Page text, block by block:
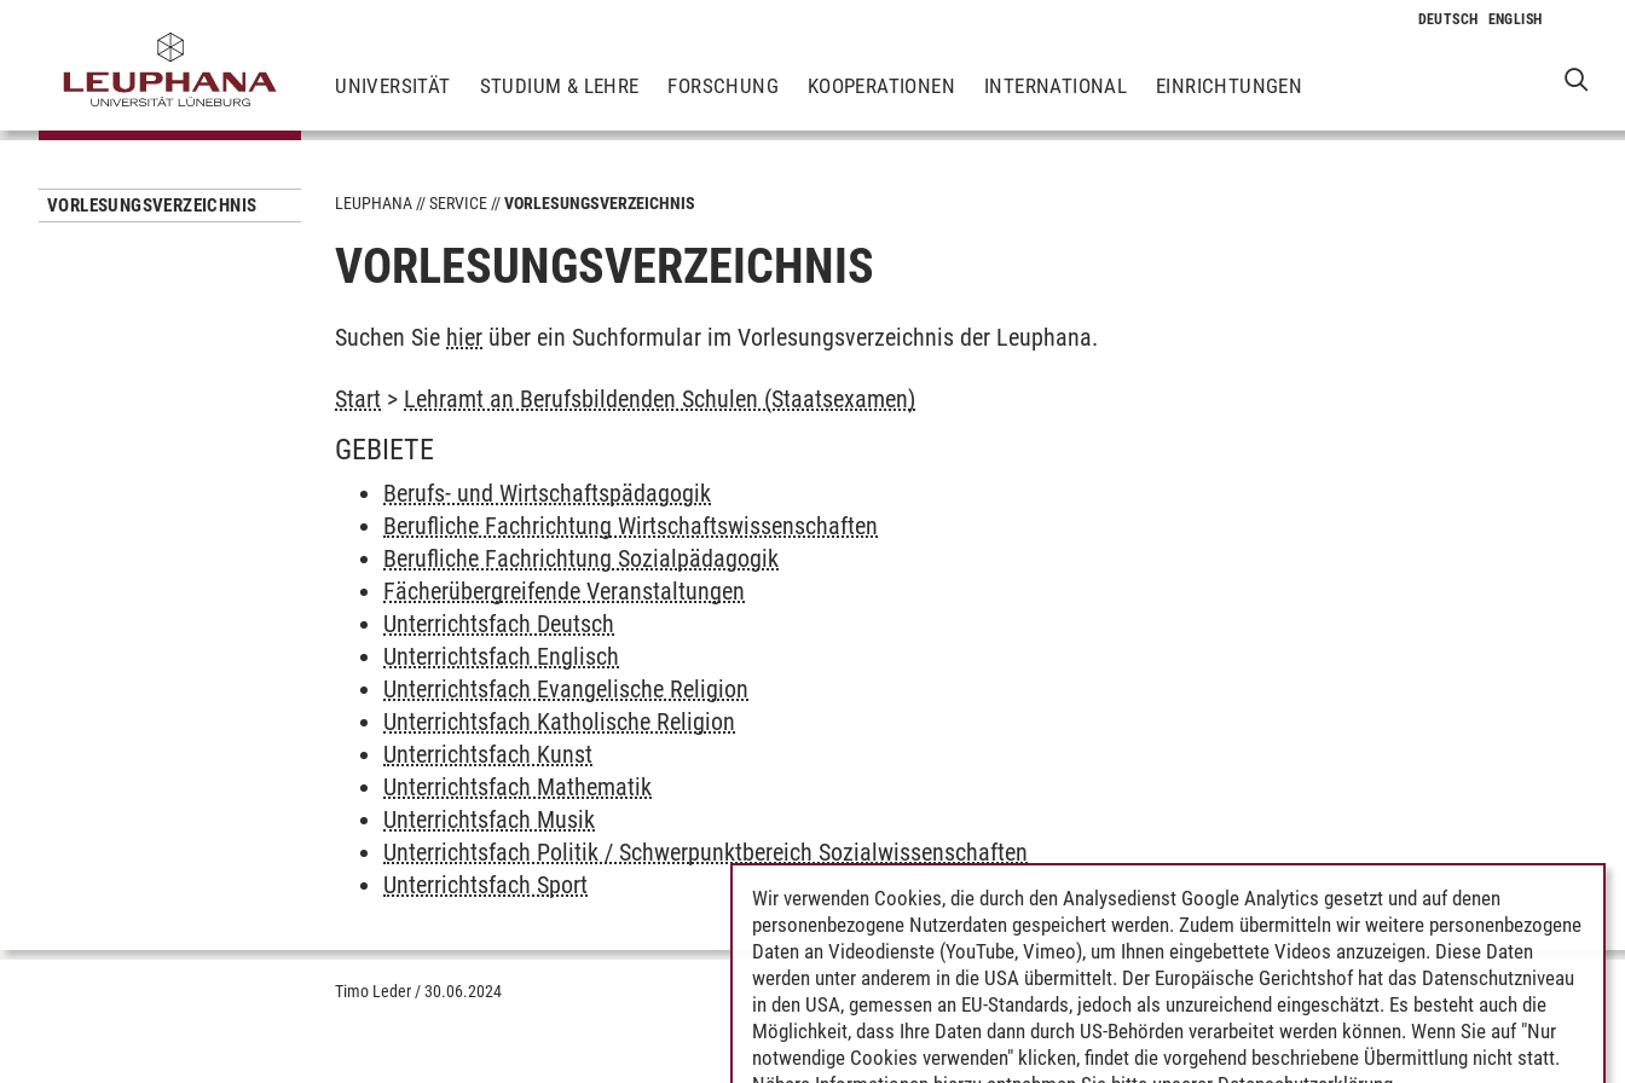
UNIVERSITÄT STUDIUM & LEHRE FORSCHUNG KOOPERATIONEN INTERNATIONAL EINRICHTUNGEN
VORLESUNGSVERZEICHNIS LEUPHANA SERVICE VORLESUNGSVERZEICHNIS
VORLESUNGSVERZEICHNIS
Suchen Sie hier über ein Suchformular im Vorlesungsverzeichnis der Leuphana.
Start > Lehramt an Berufsbildenden Schulen (Staatsexamen)
GEBIETE
Berufs- und Wirtschaftspädagogik
Berufliche Fachrichtung Wirtschaftswissenschaften
Berufliche Fachrichtung Sozialpädagogik
Fächerübergreifende Veranstaltungen
Unterrichtsfach Deutsch
Unterrichtsfach Englisch
Unterrichtsfach Evangelische Religion
Unterrichtsfach Katholische Religion
Unterrichtsfach Kunst
Unterrichtsfach Mathematik
Unterrichtsfach Musik
Unterrichtsfach Politik / Schwerpunktbereich Sozialwissenschaften
Unterrichtsfach Sport
Timo Leder /30.06.2024
Wir verwenden Cookies, die durch den Analysedienst Google Analytics gesetzt und auf denen
personenbezogene Nutzerdaten gespeichert werden. Zudem übermitteln wir weitere personenbezogene
Daten an Videodienste (YouTube, Vimeo), um Ihnen eingebettete Videos anzuzeigen. Diese Daten
werden unter anderem in die USA übermittelt. Der Europäische Gerichtshof hat das Datenschutzniveau
in den USA, gemessen an EU-Standards, jedoch als unzureichend eingeschätzt. Es besteht auch die
Möglichkeit, dass Ihre Daten dann durch US-Behörden verarbeitet werden können. Wenn Sie auf "Nur
notwendige Cookies verwenden" klicken, findet die vorgehend beschriebene Übermittlung nicht statt.